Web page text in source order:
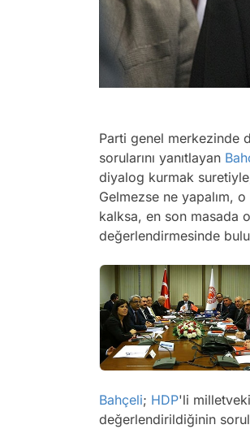
Parti genel merkezinde
sorularını yanıtlayan
diyalog kurmak
Gelmezse ne yapalım,
kalksa, en son masada
değerlendirmesinde
Bahçeli; HDP'li
değerlendirildiğinin